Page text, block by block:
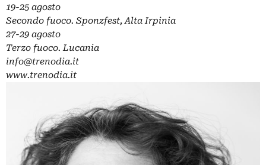
19-25 agosto
Secondo fuoco. Sponzfest, Alta Irpinia
27-29 agosto
Terzo fuoco. Lucania
info@trenodia.it
www.trenodia.it